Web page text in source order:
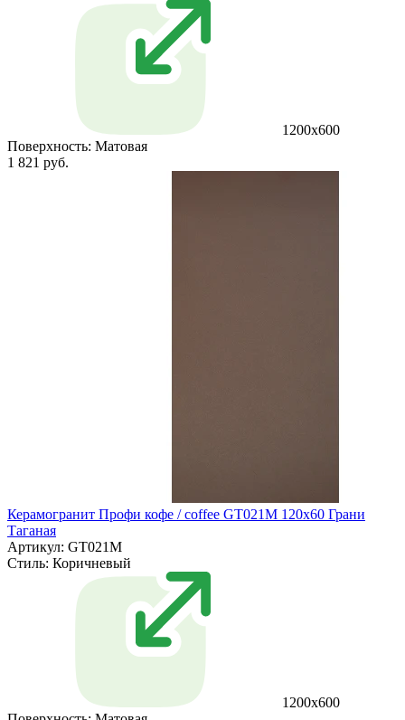
1200х600
Поверхность: Матовая
1 821 руб.
Керамогранит Профи кофе / coffee GT021M 120х60 Грани
Таганая
Артикул: GT021M
Стиль: Коричневый
1200х600